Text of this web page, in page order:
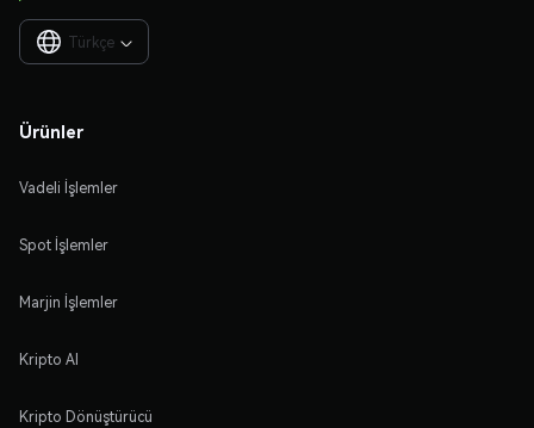
Türkçe 
Ürünler
Vadeli İşlemler
Spot İşlemler
Marjin İşlemler
Kripto Al
Kripto Dönüştürücü